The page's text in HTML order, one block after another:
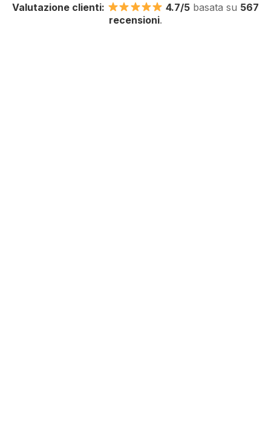
Valutazione clienti: 4.7/5 basata su 567
recensioni.